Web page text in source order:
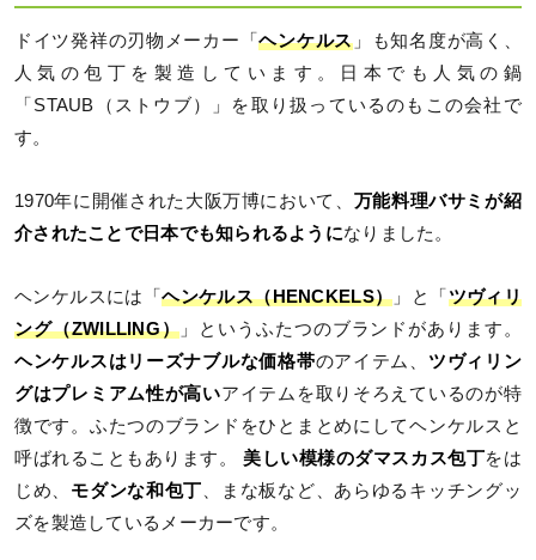
ドイツ発祥の刃物メーカー「ヘンケルス」も知名度が高く、
人気の包丁を製造しています。日本でも人気の鍋
「STAUB（ストウブ）」を取り扱っているのもこの会社で
す。
1970年に開催された大阪万博において、 万能料理バサミが紹
介されたことで日本でも知られるようになりました。
ヘンケルスには「ヘンケルス（HENCKELS） 」と「 ツヴィリ
ング（ZWILLING） 」というふたつのブランドがあります。
ヘンケルスはリーズナブルな価格帯のアイテム、 ツヴィリン
グはプレミアム性が高いアイテムを取りそろえているのが特
徴です。ふたつのブランドをひとまとめにしてヘンケルスと
呼ばれることもあります。美しい模様のダマスカス包丁をは
じめ、 モダンな和包丁、まな板など、あらゆるキッチングッ
ズを製造しているメーカーです。